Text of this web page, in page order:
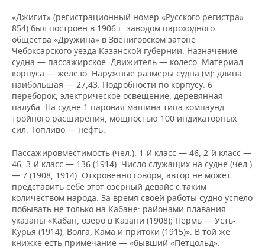
«Джигит» (регистрационный номер «Русского регистра»
854) был построен в 1906 г. заводом пароходного
общества «Дружина» в Звениговском затоне
Чебоксарского уезда Казанской губернии. Назначение
судна — пассажирское. Движитель — колесо. Материал
корпуса — железо. Наружные размеры судна (м): длина
наибольшая — 27,43. Подробности по корпусу: 6
переборок, электрическое освещение, деревянная
палуба. На судне 1 паровая машина типа компаунд
тройного расширения, мощностью 100 индикаторных
сил. Топливо — нефть.
Пассажировместимость (чел.): 1-й класс — 46, 2-й класс —
46, 3-й класс — 136 (1914). Число служащих на судне (чел.)
— 7 (1908, 1914). Откровенно говоря, автор не может
представить себе этот озерный девайс с таким
количеством народа. За время своей работы судно успело
побывать не только на Кабане: районами плавания
указаны «Кабан, озеро в Казани (1908); Пермь — Усть-
Курья (1914); Волга, Кама и притоки (1915)». В той же
книжке есть примечание — «бывший «Петцольд».